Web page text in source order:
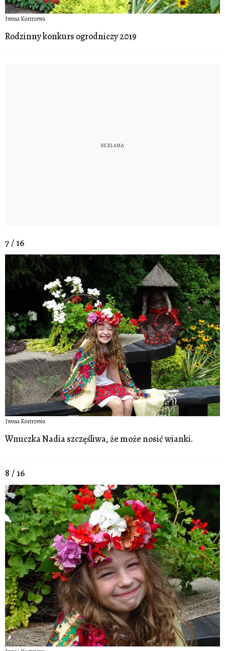
Iwona Kostrzewa
Rodzinny konkurs ogrodniczy 2019
7 / 16
Iwona Kostrzewa
Wnuczka Nadia szczęśliwa, że może nosić wianki.
8 / 16